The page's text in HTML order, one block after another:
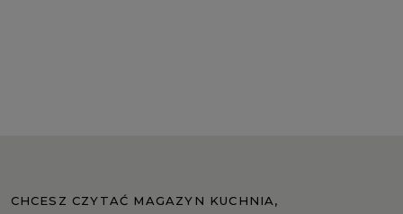
CHCESZ CZYTAĆ MAGAZYN KUCHNIA,